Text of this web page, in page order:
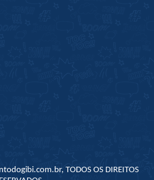
TODOS OS DIREITOS